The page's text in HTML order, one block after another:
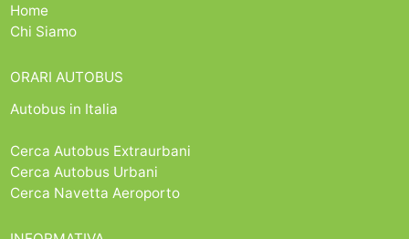
Home
Chi Siamo
ORARI AUTOBUS
Autobus in Italia
Cerca Autobus Extraurbani
Cerca Autobus Urbani
Cerca Navetta Aeroporto